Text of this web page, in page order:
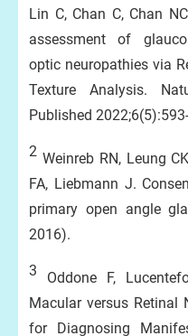
Lin C, Chan C, Chan
assessment of
optic neuropathies via
Texture Analysis.
Published
2 Weinreb RN, Leung
FA, Liebmann J.
primary open angle
2016).
3 Oddone F,
Macular versus Retinal
for Diagnosing